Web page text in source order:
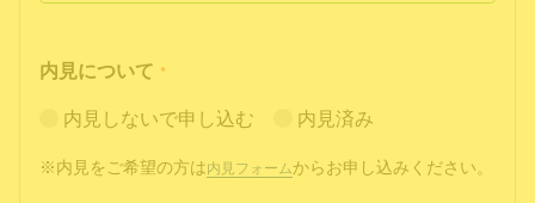
内見について *
内見しないで申し込む 内見済み
※内見をご希望の方は 内見フォームからお申し込みください。